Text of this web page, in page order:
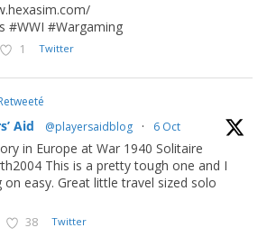
#WWI #Wargaming
1 Twitter
Aid @playersaidblog · 6 Oct
in Europe at War 1940 Solitaire
This is a pretty tough one and I
on easy. Great little travel sized solo
38 Twitter